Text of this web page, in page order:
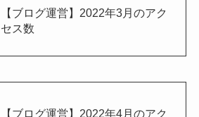
【ブログ運営】2022年3月のアク
セス数
【ブログ運営】2022年4月のアク